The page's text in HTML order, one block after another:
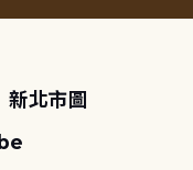
新北市圖